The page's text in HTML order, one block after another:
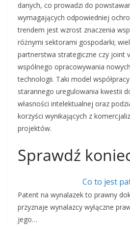
danych, co prowadzi do
wymagających odpowiedniej
trendem jest wzrost znaczenia
różnymi sektorami gospodarki;
partnerstwa strategiczne czy joint
wspólnego opracowywania
technologii. Taki model
starannego uregulowania kwestii
własności intelektualnej oraz
korzyści wynikających z
projektów.
Sprawdź
Co to jest
Patent na wynalazek to prawny
przyznaje wynalazcy wyłączne
jego…